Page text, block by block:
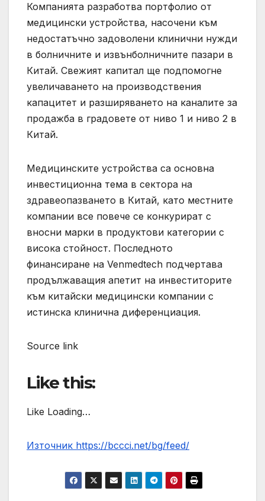
Компанията разработва портфолио от
медицински устройства, насочени към
недостатъчно задоволени клинични нужди
в болничните и извънболничните пазари в
Китай. Свежият капитал ще подпомогне
увеличаването на производствения
капацитет и разширяването на каналите за
продажба в градовете от ниво 1 и ниво 2 в
Китай.
Медицинските устройства са основна
инвестиционна тема в сектора на
здравеопазването в Китай, като местните
компании все повече се конкурират с
вносни марки в продуктови категории с
висока стойност. Последното
финансиране на Venmedtech подчертава
продължаващия апетит на инвеститорите
към китайски медицински компании с
истинска клинична диференциация.
Source link
Like this:
Like Loading…
Източник https://bccci.net/bg/feed/